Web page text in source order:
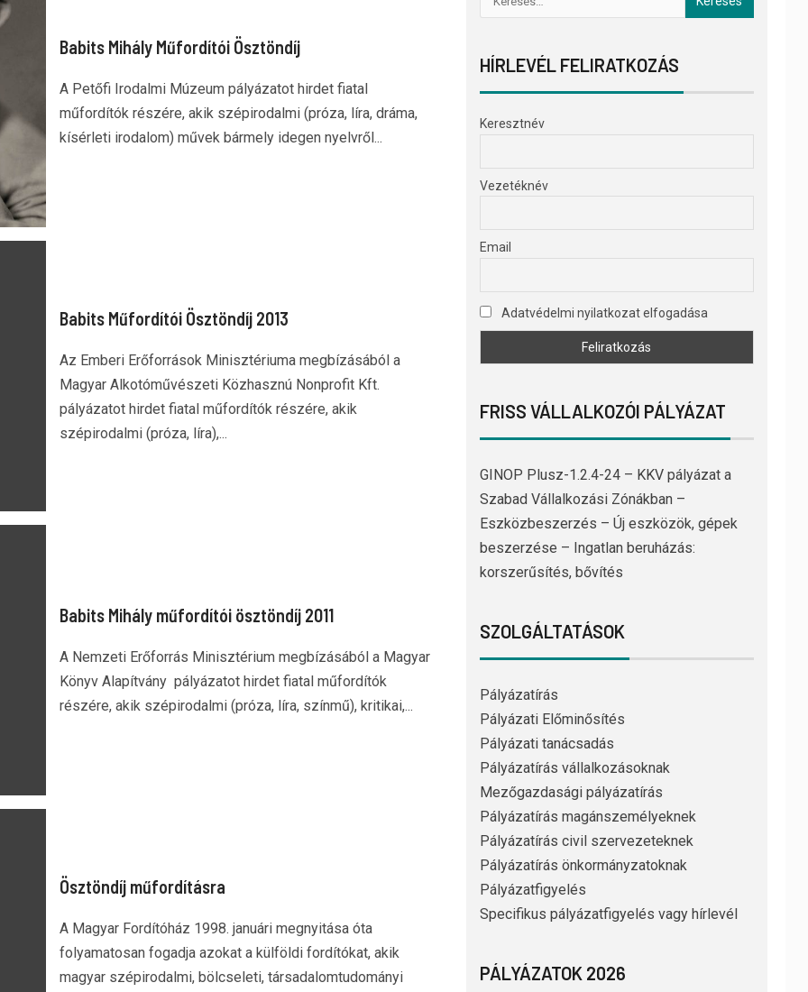
Babits Mihály Műfordítói Ösztöndíj
A Petőfi Irodalmi Múzeum pályázatot hirdet fiatal
műfordítók részére, akik szépirodalmi (próza, líra, dráma,
kísérleti irodalom) művek bármely idegen nyelvről...
Babits Műfordítói Ösztöndíj 2013
Az Emberi Erőforrások Minisztériuma megbízásából a
Magyar Alkotóművészeti Közhasznú Nonprofit Kft.
pályázatot hirdet fiatal műfordítók részére, akik
szépirodalmi (próza, líra),...
Babits Mihály műfordítói ösztöndíj 2011
A Nemzeti Erőforrás Minisztérium megbízásából a Magyar
Könyv Alapítvány pályázatot hirdet fiatal műfordítók
részére, akik szépirodalmi (próza, líra, színmű), kritikai,...
Ösztöndíj műfordításra
A Magyar Fordítóház 1998. januári megnyitása óta
folyamatosan fogadja azokat a külföldi fordítókat, akik
magyar szépirodalmi, bölcseleti, társadalomtudományi
HÍRLEVÉL FELIRATKOZÁS
Keresztnév
Vezetéknév
Email
Adatvédelmi nyilatkozat elfogadása
FRISS VÁLLALKOZÓI PÁLYÁZAT
GINOP Plusz-1.2.4-24 – KKV pályázat a
Szabad Vállalkozási Zónákban –
Eszközbeszerzés – Új eszközök, gépek
beszerzése – Ingatlan beruházás:
korszerűsítés, bővítés
SZOLGÁLTATÁSOK
Pályázatírás
Pályázati Előminősítés
Pályázati tanácsadás
Pályázatírás vállalkozásoknak
Mezőgazdasági pályázatírás
Pályázatírás magánszemélyeknek
Pályázatírás civil szervezeteknek
Pályázatírás önkormányzatoknak
Pályázatfigyelés
Specifikus pályázatfigyelés vagy hírlevél
PÁLYÁZATOK 2026